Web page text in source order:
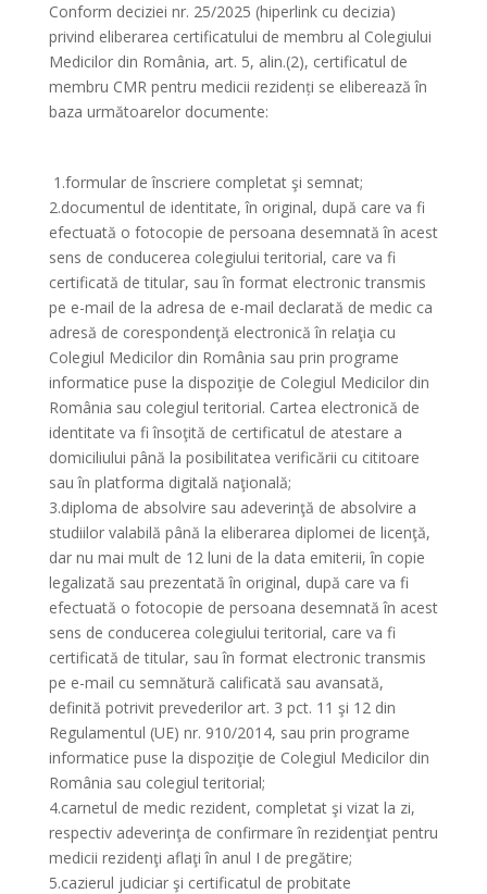
Conform deciziei nr. 25/2025 (hiperlink cu decizia)
privind eliberarea certificatului de membru al Colegiului
Medicilor din România, art. 5, alin.(2), certificatul de
membru CMR pentru medicii rezidenți se eliberează în
baza următoarelor documente:
1.formular de înscriere completat şi semnat;
2.documentul de identitate, în original, după care va fi
efectuată o fotocopie de persoana desemnată în acest
sens de conducerea colegiului teritorial, care va fi
certificată de titular, sau în format electronic transmis
pe e-mail de la adresa de e-mail declarată de medic ca
adresă de corespondenţă electronică în relaţia cu
Colegiul Medicilor din România sau prin programe
informatice puse la dispoziţie de Colegiul Medicilor din
România sau colegiul teritorial. Cartea electronică de
identitate va fi însoţită de certificatul de atestare a
domiciliului până la posibilitatea verificării cu cititoare
sau în platforma digitală naţională;
3.diploma de absolvire sau adeverinţă de absolvire a
studiilor valabilă până la eliberarea diplomei de licenţă,
dar nu mai mult de 12 luni de la data emiterii, în copie
legalizată sau prezentată în original, după care va fi
efectuată o fotocopie de persoana desemnată în acest
sens de conducerea colegiului teritorial, care va fi
certificată de titular, sau în format electronic transmis
pe e-mail cu semnătură calificată sau avansată,
definită potrivit prevederilor art. 3 pct. 11 şi 12 din
Regulamentul (UE) nr. 910/2014, sau prin programe
informatice puse la dispoziţie de Colegiul Medicilor din
România sau colegiul teritorial;
4.carnetul de medic rezident, completat şi vizat la zi,
respectiv adeverinţa de confirmare în rezidenţiat pentru
medicii rezidenţi aflaţi în anul I de pregătire;
5.cazierul judiciar şi certificatul de probitate